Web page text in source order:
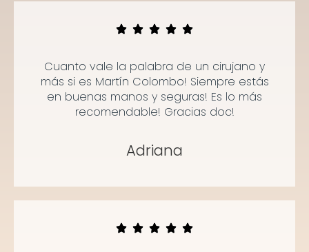
Cuanto vale la palabra de un cirujano y
más si es Martín Colombo! Siempre estás
en buenas manos y seguras! Es lo más
recomendable! Gracias doc!
Adriana